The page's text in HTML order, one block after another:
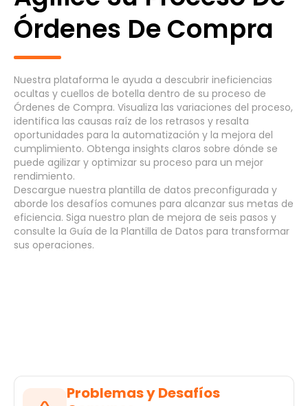
Proceso Genérico
Compras a Pagos - Requisición(8)
Contratación a Retiro - Ciclo de Vida
del Empleado
(8)
Cuentas por Cobrar
Sistemas
Órdenes De Compra
Nuestra plataforma le ayuda a descubrir ineficiencias
ocultas y cuellos de botella dentro de su proceso de
Órdenes de Compra. Visualiza las variaciones del proceso,
identifica las causas raíz de los retrasos y resalta
oportunidades para la automatización y la mejora del
cumplimiento. Obtenga insights claros sobre dónde se
puede agilizar y optimizar su proceso para un mejor
rendimiento.
Descargue nuestra plantilla de datos preconfigurada y
aborde los desafíos comunes para alcanzar sus metas de
eficiencia. Siga nuestro plan de mejora de seis pasos y
consulte la Guía de la Plantilla de Datos para transformar
sus operaciones.
Problemas y Desafíos